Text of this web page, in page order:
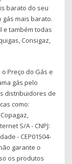
barato do seu
gás mais barato.
e também todas
Consigaz,
Preço do Gás e
gás pelo
distribuidores de
como:
S/A - CNPJ:
- CEP01504-
garante o
os produtos